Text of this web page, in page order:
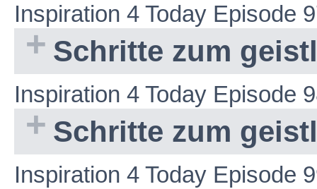
Inspiration 4 Today Episode
Schritte zum
Inspiration 4 Today Episode
Schritte zum
Inspiration 4 Today Episode